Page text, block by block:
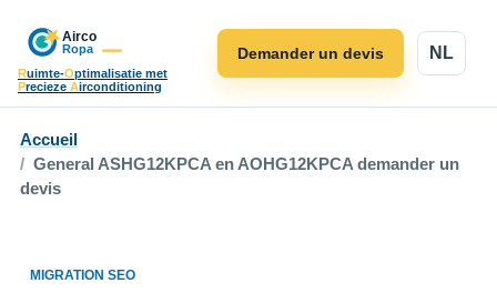
Ruimte-Optimalisatie met
Precieze Airconditioning
NL
Demander un devis
Accueil
General ASHG12KPCA en AOHG12KPCA demander un
devis
MIGRATION SEO